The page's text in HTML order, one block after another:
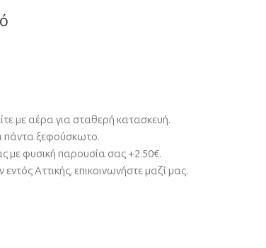
με αέρα για σταθερή κατασκευή.
πάντα ξεφούσκωτο.
με φυσική παρουσία σας +2.50€.
Αττικής, επικοινωνήστε μαζί μας.